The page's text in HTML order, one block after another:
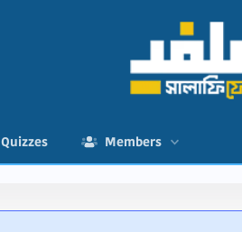
Quizzes Members